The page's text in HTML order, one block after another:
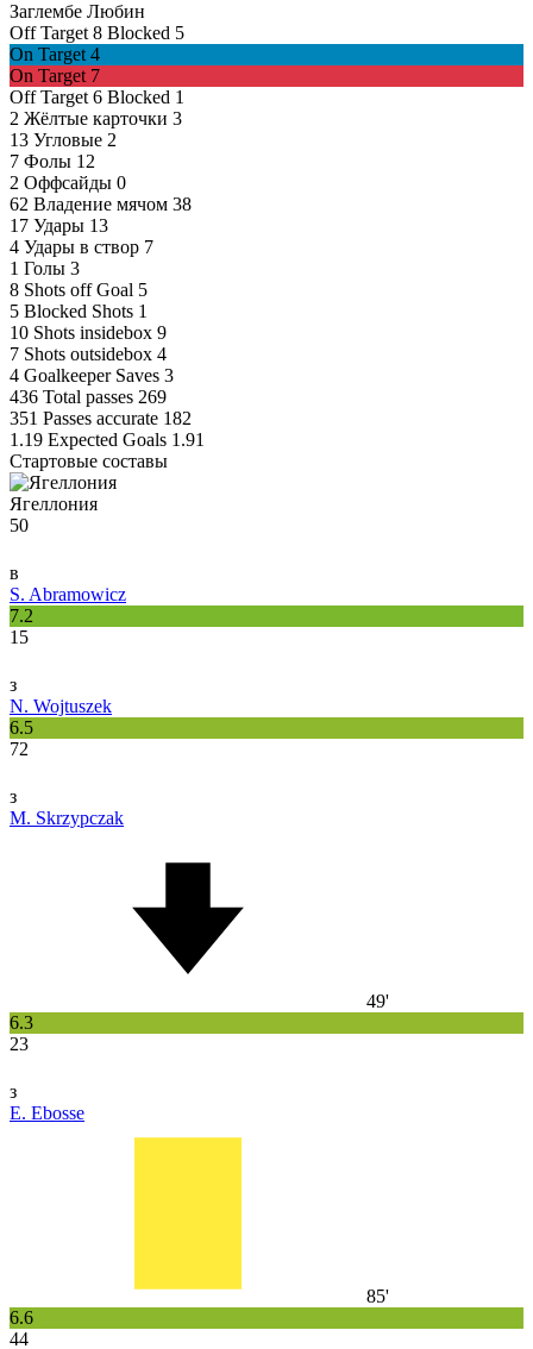
Заглембе Любин
Off Target 8 Blocked 5
On Target 4
On Target 7
Off Target 6 Blocked 1
2 Жёлтые карточки 3
13 Угловые 2
7 Фолы 12
2 Оффсайды 0
62 Владение мячом 38
17 Удары 13
4 Удары в створ 7
1 Голы 3
8 Shots off Goal 5
5 Blocked Shots 1
10 Shots insidebox 9
7 Shots outsidebox 4
4 Goalkeeper Saves 3
436 Total passes 269
351 Passes accurate 182
1.19 Expected Goals 1.91
Стартовые составы
Ягеллония
50
в
S. Abramowicz
7.2
15
з
N. Wojtuszek
6.5
72
з
M. Skrzypczak
49'
6.3
23
з
E. Ebosse
85'
6.6
44